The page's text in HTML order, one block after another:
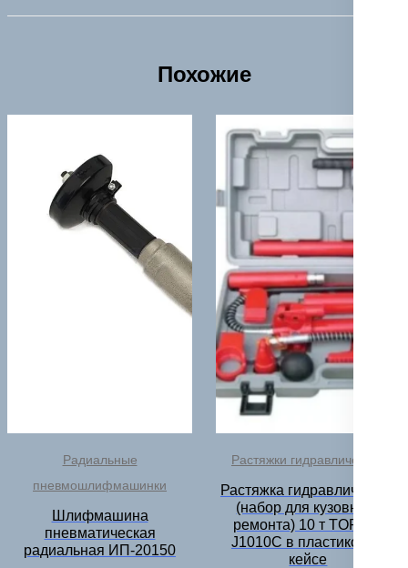
Похожие
Радиальные
пневмошлифмашинки
Шлифмашина
пневматическая
радиальная ИП-20150
Растяжки гидравлические
Растяжка гидравлическая
(набор для кузовного
ремонта) 10 т TOR LT-
J1010C в пластиковом
кейсе